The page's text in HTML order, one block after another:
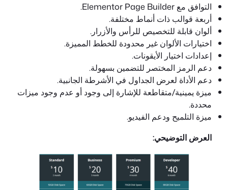
التوافق مع Elementor Page Builder.
أربعة قوالب ذات أنماط مختلفة.
ألوان قابلة للتخصيص للرأس والأزرار.
اختيارات الألوان غير محدودة للخطط المميزة.
إعدادات اختيار الأيقونات.
دعم الرمز المختصر للتضمين بسهولة.
دعم الأداة لعرض الجداول في الأشرطة الجانبية.
ميزة يمينية/متقاطعة للإشارة إلى وجود أو عدم وجود ميزات
محددة.
ميزة التلميح ودعم الفيديو.
العرض التوضيحي: